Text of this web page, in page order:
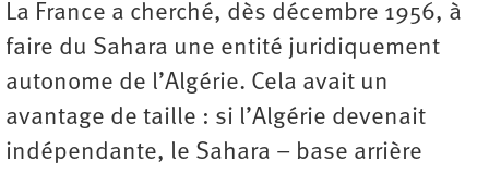
La France a cherché, dès décembre 1956, à
faire du Sahara une entité juridiquement
autonome de l’Algérie. Cela avait un
avantage de taille : si l’Algérie devenait
indépendante, le Sahara – base arrière